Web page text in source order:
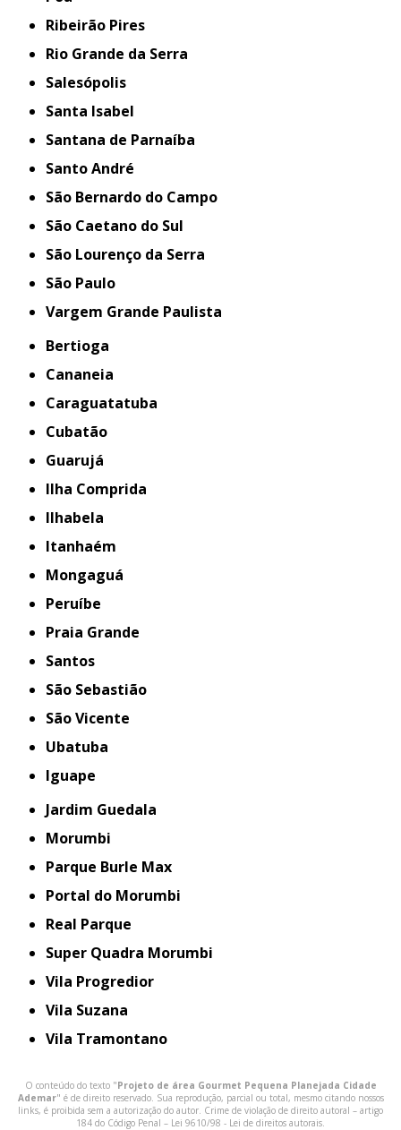
Ribeirão Pires
Rio Grande da Serra
Salesópolis
Santa Isabel
Santana de Parnaíba
Santo André
São Bernardo do Campo
São Caetano do Sul
São Lourenço da Serra
São Paulo
Vargem Grande Paulista
Bertioga
Cananeia
Caraguatatuba
Cubatão
Guarujá
Ilha Comprida
Ilhabela
Itanhaém
Mongaguá
Peruíbe
Praia Grande
Santos
São Sebastião
São Vicente
Ubatuba
iguape
Jardim Guedala
Morumbi
Parque Burle Max
Portal do Morumbi
Real Parque
Super Quadra Morumbi
Vila Progredior
Vila Suzana
Vila Tramontano
O conteúdo do texto "Projeto de área Gourmet Pequena Planejada Cidade
Ademar" é de direito reservado. Sua reprodução, parcial ou total, mesmo citando nossos
links, é proibida sem a autorização do autor. Crime de violação de direito autoral – artigo
184 do Código Penal – Lei 9610/98 - Lei de direitos autorais